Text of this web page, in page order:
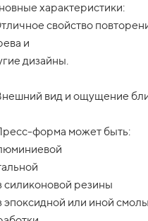
характеристики:
свойство
и
дизайны.
вид и ощущение
форма может быть:
силиконовой резины
эпоксидной или иной